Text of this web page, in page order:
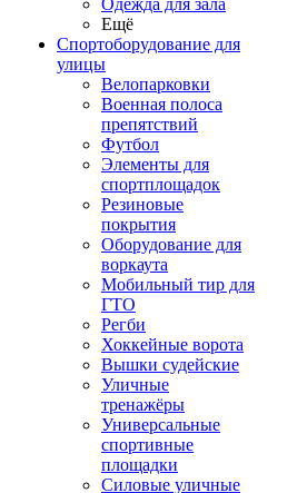
Одежда для зала
Ещё
Спортоборудование для
улицы
Велопарковки
Военная полоса
препятствий
Футбол
Элементы для
спортплощадок
Резиновые
покрытия
Оборудование для
воркаута
Мобильный тир для
ГТО
Регби
Хоккейные ворота
Вышки судейские
Уличные
тренажёры
Универсальные
спортивные
площадки
Силовые уличные